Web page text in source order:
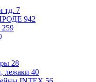
тд. 7
942
259
28
лежаки 40